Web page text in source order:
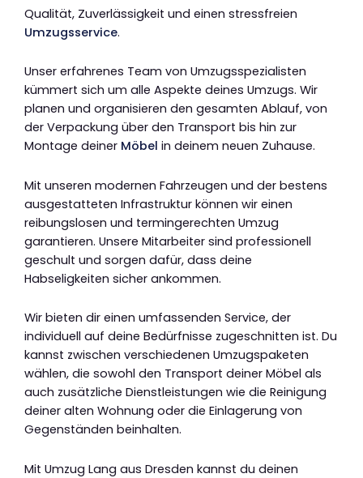
Qualität, Zuverlässigkeit und einen stressfreien
Umzugsservice.
Unser erfahrenes Team von Umzugsspezialisten
kümmert sich um alle Aspekte deines Umzugs. Wir
planen und organisieren den gesamten Ablauf, von
der Verpackung über den Transport bis hin zur
Montage deiner Möbel in deinem neuen Zuhause.
Mit unseren modernen Fahrzeugen und der bestens
ausgestatteten Infrastruktur können wir einen
reibungslosen und termingerechten Umzug
garantieren. Unsere Mitarbeiter sind professionell
geschult und sorgen dafür, dass deine
Habseligkeiten sicher ankommen.
Wir bieten dir einen umfassenden Service, der
individuell auf deine Bedürfnisse zugeschnitten ist. Du
kannst zwischen verschiedenen Umzugspaketen
wählen, die sowohl den Transport deiner Möbel als
auch zusätzliche Dienstleistungen wie die Reinigung
deiner alten Wohnung oder die Einlagerung von
Gegenständen beinhalten.
Mit Umzug Lang aus Dresden kannst du deinen